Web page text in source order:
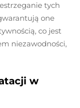
tych
one
co jest
niezawodności,
w